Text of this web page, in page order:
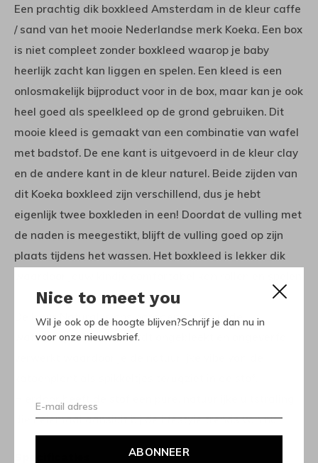
Nice to meet you
Wil je ook op de hoogte blijven?Schrijf je dan nu in
voor onze nieuwsbrief.
ABONNEER
Een prachtig dik boxkleed Amsterdam in de kleur caffe
/ sand van het mooie Nederlandse merk Koeka. Een box
is niet compleet zonder boxkleed waarop je baby
heerlijk zacht kan liggen en spelen. Een kleed is een
onlosmakelijk bijproduct voor in de box, maar kan je ook
heel goed als speelkleed op de grond gebruiken. Dit
mooie kleed is gemaakt van een combinatie van wafel
met badstof. De ene kant is uitgevoerd in de kleur clay
en de andere kant in de kleur naturel. Beide zijden van
dit Koeka boxkleed zijn verschillend, dus je hebt
eigenlijk twee boxkleden in een! Doordat de vulling met
de naden is meegestikt, blijft de vulling goed op zijn
plaats tijdens het wassen. Het boxkleed is lekker dik
De kleur Natural is ons paradepaardje in de
wafelrange! De stof wordt ongebleekt en ongeverfd
die helemaal aansluit bij de lifestyle trends van nu.